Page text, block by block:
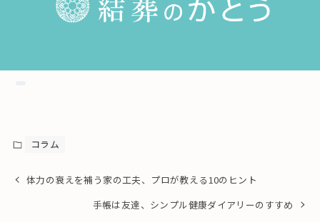
コラム
体力の衰えを補う家の工夫、プロが教える10のヒント
手帳は友達、シンプル健康ダイアリーのすすめ